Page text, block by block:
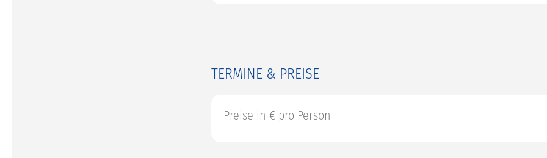
TERMINE & PREISE
Preise in € pro Person